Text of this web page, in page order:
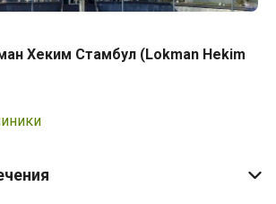
Хеким Стамбул (Lokman Hekim